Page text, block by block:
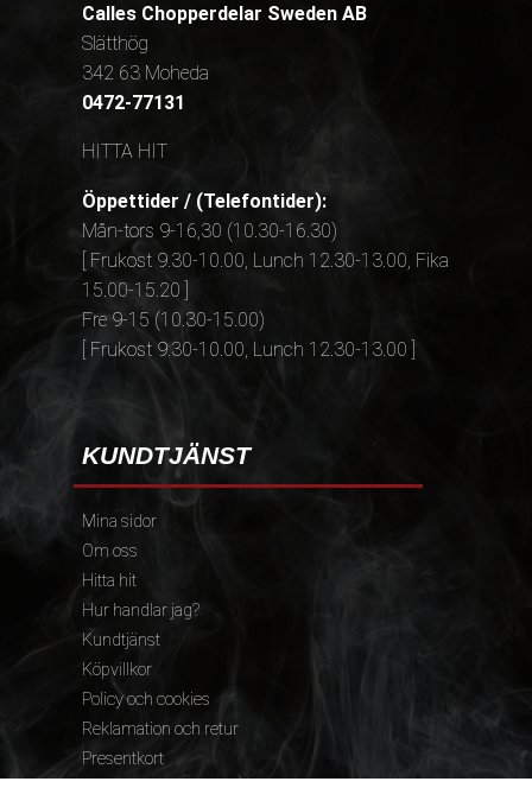
Calles Chopperdelar Sweden AB
Slätthög
342 63 Moheda
0472-77131
HITTA HIT
Öppettider / (Telefontider):
Mån-tors 9-16,30 (10.30-16.30)
[ Frukost 9.30-10.00, Lunch 12.30-13.00, Fika
15.00-15.20 ]
Fre 9-15 (10.30-15.00)
[ Frukost 9.30-10.00, Lunch 12.30-13.00 ]
KUNDTJÄNST
Mina sidor
Om oss
Hitta hit
Hur handlar jag?
Kundtjänst
Köpvillkor
Policy och cookies
Reklamation och retur
Presentkort